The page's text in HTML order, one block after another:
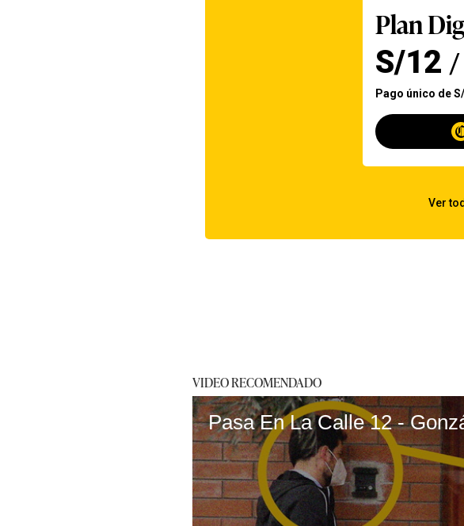
VIDEO RECOMENDADO